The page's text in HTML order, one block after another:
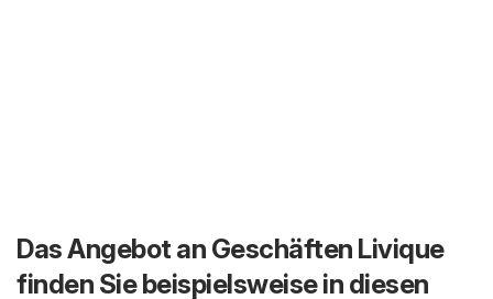
Das Angebot an Geschäften Livique
finden Sie beispielsweise in diesen